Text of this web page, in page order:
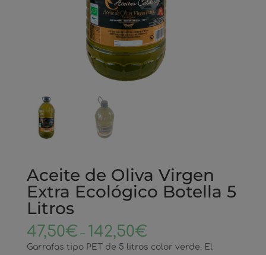
Aceite de Oliva Virgen
Extra Ecológico Botella 5
Litros
47,50€ – 142,50€
Garrafas tipo PET de 5 litros color verde. El